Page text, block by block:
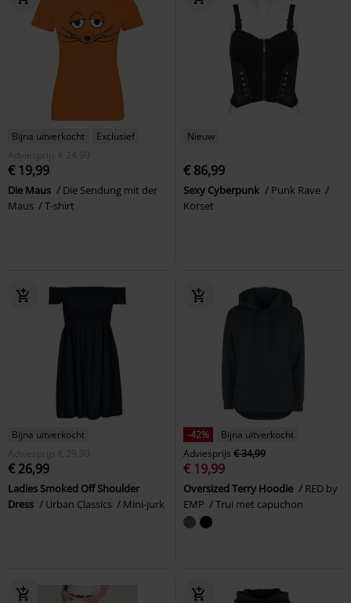
Bijna uitverkocht
Exclusief
Adviesprijs
€ 24,90
€ 19,99
Die Maus
Die Sendung mit der
Maus
T-shirt
Nieuw
€ 86,99
Sexy Cyberpunk
Punk Rave
Korset
Bijna uitverkocht
Adviesprijs
€ 29,90
€ 26,99
Ladies Smoked Off Shoulder
Dress
Urban Classics Mini-jurk
-42%
Bijna uitverkocht
Adviesprijs € 34,99
€ 19,99
Oversized Terry Hoodie
RED by
EMP
Trui met capuchon